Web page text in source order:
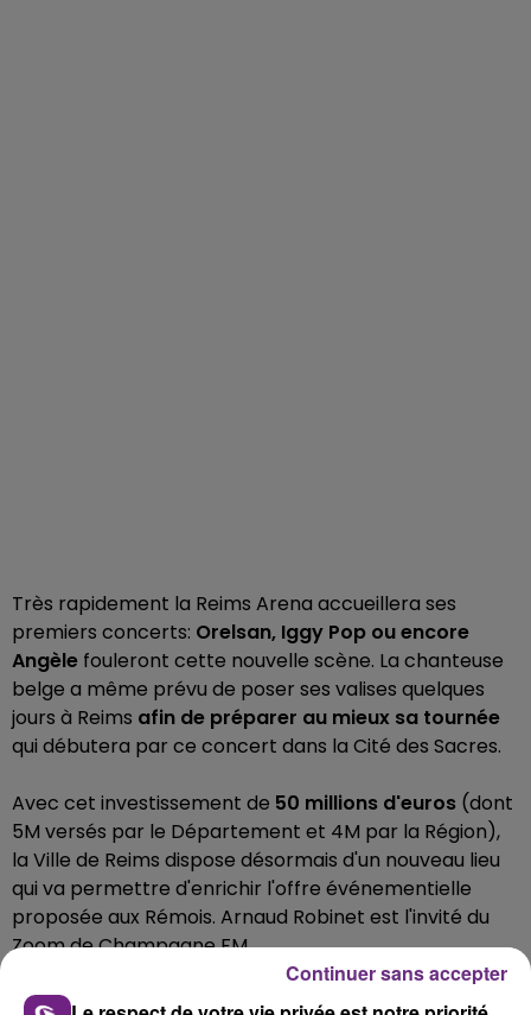
Très rapidement la Reims Arena accueillera ses
premiers concerts: Orelsan, Iggy Pop ou encore
Angèle fouleront cette nouvelle scène. La chanteuse
belge a même prévu de poser ses valises quelques
jours à Reims afin de préparer au mieux sa tournée
qui débutera par ce concert dans la Cité des Sacres.
Avec cet investissement de 50 millions d'euros (dont
5M versés par le Département et 4M par la Région),
la Ville de Reims dispose désormais d'un nouveau lieu
qui va permettre d'enrichir l'offre événementielle
proposée aux Rémois. Arnaud Robinet est l'invité du
Zoom de Champagne FM.
Continuer sans accepter